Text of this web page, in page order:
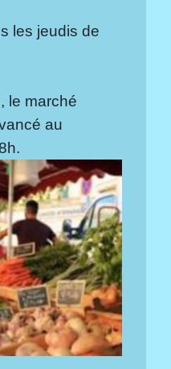
les jeudis de
le marché
au